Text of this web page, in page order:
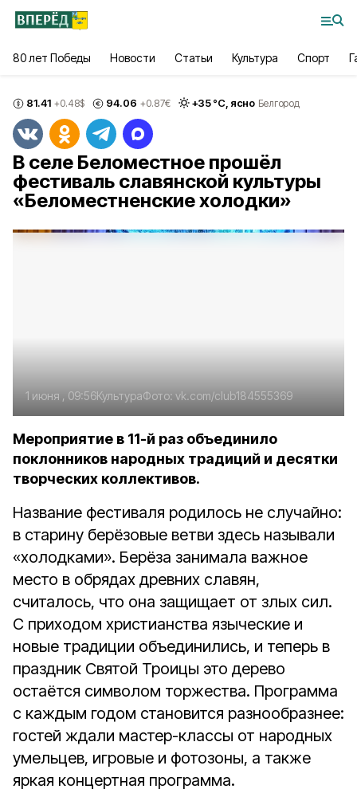
80 лет Победы Новости Статьи Культура Спорт
81.41 +0.48$ 94.06 +0.87€ +35°С, ясно Белгород
В селе Беломестное прошёл
фестиваль славянской культуры
«Беломестненские холодки»
1 июня , 09:56КультураФото: vk.com/club184555369
Мероприятие в 11-й раз объединило
поклонников народных традиций и десятки
творческих коллективов.
Название фестиваля родилось не случайно:
в старину берёзовые ветви здесь называли
«холодками». Берёза занимала важное
место в обрядах древних славян,
считалось, что она защищает от злых сил.
С приходом христианства языческие и
новые традиции объединились, и теперь в
праздник Святой Троицы это дерево
остаётся символом торжества. Программа
с каждым годом становится разнообразнее:
гостей ждали мастер-классы от народных
умельцев, игровые и фотозоны, а также
яркая концертная программа.